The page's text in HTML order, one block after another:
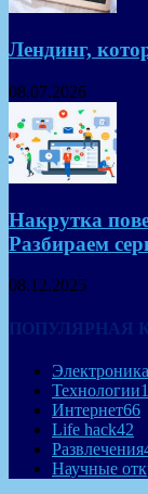
Лендинг,
08.07.2026
Накрутка
Разбираем
08.12.2025
ПОПУЛЯРНАЯ
Электроника
Технологии
Интернет66
Life hack42
Развлечения
Научные